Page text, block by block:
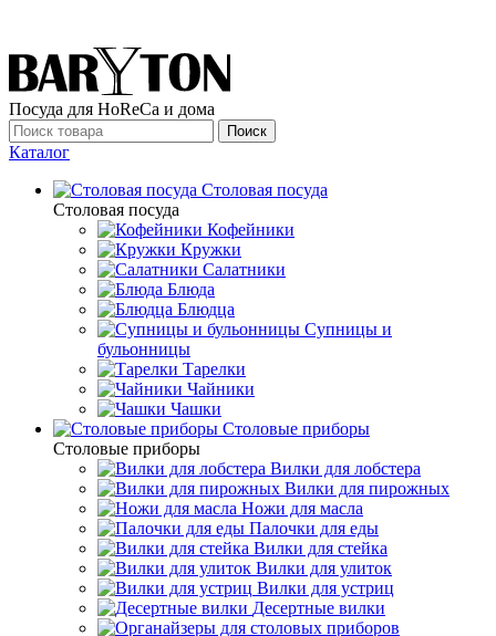
Посуда для HoReCa и дома
Поиск
Каталог
Столовая посуда
Столовая посуда
Кофейники
Кружки
Салатники
Блюда
Блюдца
Супницы и
бульонницы
Тарелки
Чайники
Чашки
Cтоловые приборы
Cтоловые приборы
Вилки для лобстера
Вилки для пирожных
Ножи для масла
Палочки для еды
Вилки для стейка
Вилки для улиток
Вилки для устриц
Десертные вилки